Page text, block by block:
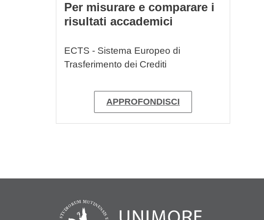
Per misurare e comparare i
risultati accademici
ECTS - Sistema Europeo di
Trasferimento dei Crediti
APPROFONDISCI